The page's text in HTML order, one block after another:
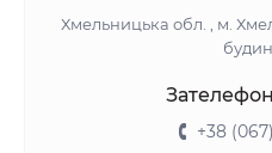
Хмельницька обл. , м.
+38